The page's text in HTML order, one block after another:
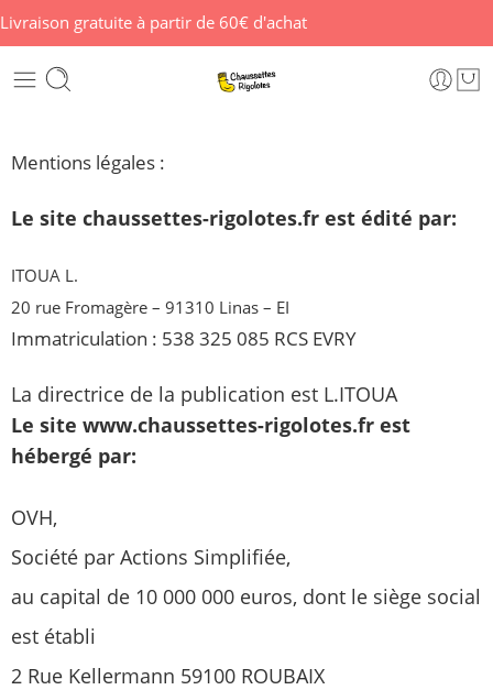
Livraison gratuite à partir de 60€ d'achat
Mentions légales :
Le site chaussettes-rigolotes.fr est édité par:
ITOUA L.
20 rue Fromagère – 91310 Linas – EI
Immatriculation : 538 325 085 RCS EVRY
La directrice de la publication est L.ITOUA
Le site www.chaussettes-rigolotes.fr est
hébergé par:
OVH,
Société par Actions Simplifiée,
au capital de 10 000 000 euros, dont le siège social
est établi
2 Rue Kellermann 59100 ROUBAIX